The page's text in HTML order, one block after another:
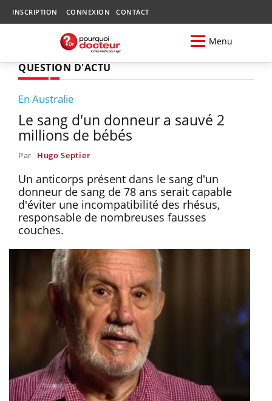
INSCRIPTION CONNEXION CONTACT
Menu
QUESTION D'ACTU
En Australie
Le sang d'un donneur a sauvé 2
millions de bébés
Par Hugo Septier
Un anticorps présent dans le sang d'un
donneur de sang de 78 ans serait capable
d'éviter une incompatibilité des rhésus,
responsable de nombreuses fausses
couches.